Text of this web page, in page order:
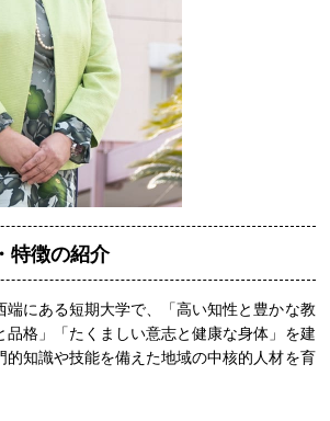
特徴の紹介
にある短期大学で、「高い知性と豊かな教
品格」「たくましい意志と健康な身体」を建
的知識や技能を備えた地域の中核的人材を育